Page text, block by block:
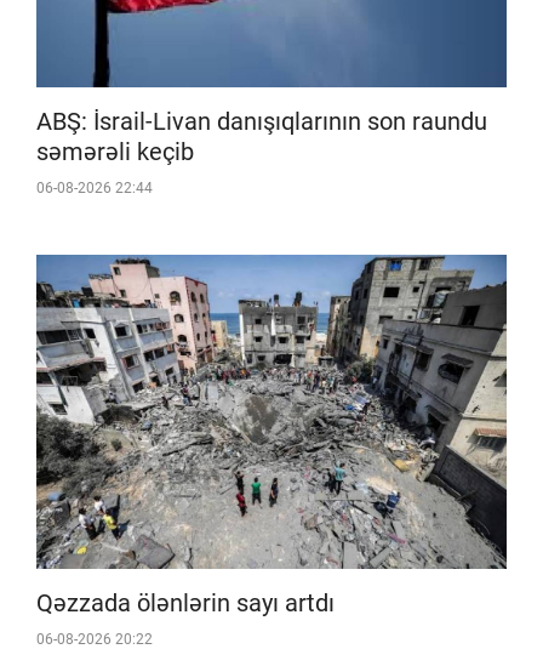
ABŞ: İsrail-Livan danışıqlarının son raundu
səmərəli keçib
06-08-2026 22:44
Qəzzada ölənlərin sayı artdı
06-08-2026 20:22